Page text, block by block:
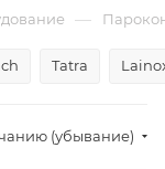
—
Tatra
(убывание)